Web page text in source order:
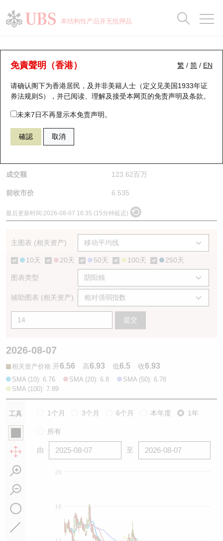
本结构性产品并无抵押品
繁 / 简 / EN
免責聲明（香港）
请确认阁下为香港居民，及并非美籍人士（定义见美国1933年证
券法规则S），并已阅读、理解及接受本网页的免责声明及条款。
未来7日不再显示本免责声明。
確認 取消
正股分析仪
0853 微创医疗
(0853) 微创医疗
$6.93 0.395 (+6.04%)
成交额 123.62百万
前收市价 6.535
最后更新时间:2026-08-07 16:35 (15分钟延迟)
主图表 (相关资产)
10天 20天 50天 100天 250天
图表类型
辅助图表 (相关资产)
提交
2026-08-07
相关资产价格:开6.56 高6.93 低6.5 收6.93
SMA (10): 6.76 SMA (20): 6.8
SMA (50): 6.78
SMA (100): 7.89
工具 1个月 3个月 6个月 本年度 1年
所有
由 至
16
20
瑞银认股证一览
新发行瑞银认股证
即将到期认股证
认股证到期结算价查找
认股证分析仪
引伸波幅比较图
认股证文件及公告
认股证文件及公告 (瑞信)
街货统计
比较
牛熊全景快搜
牛熊证搜寻
牛熊证街货分布图
正股牛熊证列表
新发行瑞银牛熊证
即将到期牛熊证
牛熊证到期结算价查找
牛熊证分析仪
牛熊证文件及公告
街货统计
比较
十大升幅/跌幅
十大认股证成交分布
十天股证占大市成交
资金流
街货统计
正股分析仪
二十大活跃股份
恒指成份股
国指成份股
科指成份股
业绩及经济日历
AH 股价对照
ADR
持股比重
显示所有持股比重
每月轮证大市专题
轮证专栏
讲座及教育短片
认股证投资者教育
牛熊证投资者教育